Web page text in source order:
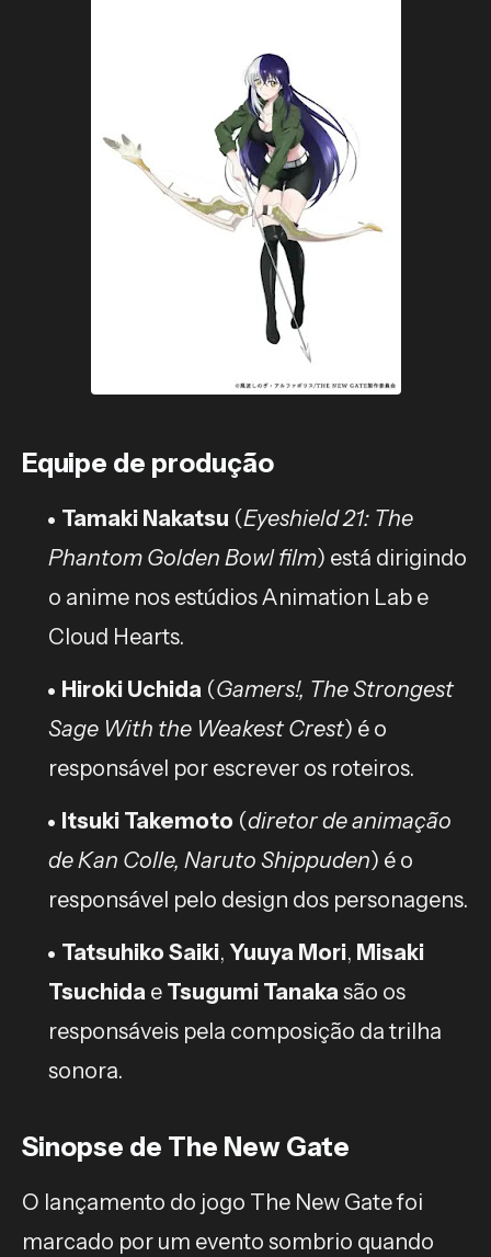
Equipe de produção
Tamaki Nakatsu (Eyeshield 21: The
Phantom Golden Bowl film) está dirigindo
o anime nos estúdios Animation Lab e
Cloud Hearts.
Hiroki Uchida (Gamers!, The Strongest
Sage With the Weakest Crest) é o
responsável por escrever os roteiros.
Itsuki Takemoto (diretor de animação
de Kan Colle, Naruto Shippuden) é o
responsável pelo design dos personagens.
Tatsuhiko Saiki, Yuuya Mori, Misaki
Tsuchida e Tsugumi Tanakasão os
responsáveis pela composição da trilha
sonora.
Sinopse de The New Gate
O lançamento do jogo The New Gate foi
marcado por um evento sombrio quando